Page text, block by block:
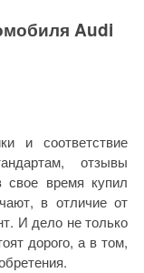
Audi
и соответствие
отзывы
свое время купил
в отличие от
И дело не только
дорого, а в том,